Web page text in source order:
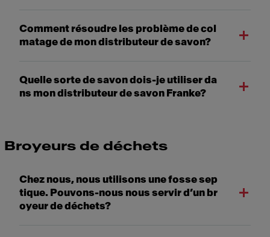
Comment résoudre les problème de col
matage de mon distributeur de savon?
Quelle sorte de savon dois-je utiliser da
ns mon distributeur de savon Franke?
Broyeurs de déchets
Chez nous, nous utilisons une fosse sep
tique. Pouvons-nous nous servir d’un br
oyeur de déchets?